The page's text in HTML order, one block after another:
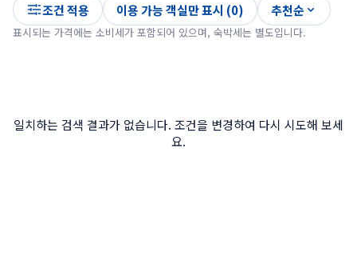
조건 적용 이용 가능 객실만 표시 (0) 추천순
표시되는 가격에는 소비세가 포함되어 있으며, 숙박세는 별도입니다.
일치하는 검색 결과가 없습니다. 조건을 변경하여 다시 시도해 보세
요.